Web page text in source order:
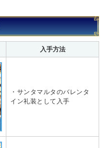
入手方法
・サンタマルタのバレンタ
イン礼装として入手